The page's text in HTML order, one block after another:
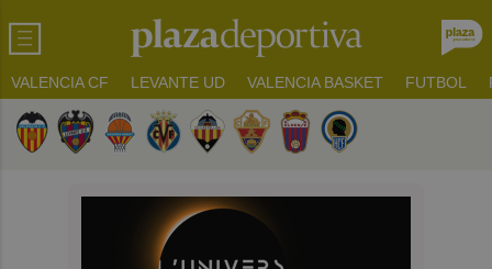
VALENCIA CF LEVANTE UD VALENCIA BASKET FUTBOL